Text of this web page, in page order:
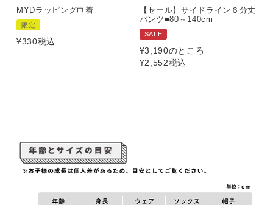
MYDラッピング巾着
限定
¥330税込
【セール】サイドライン６分丈
パンツ■80～140cm
SALE
¥3,190のところ
¥2,552税込